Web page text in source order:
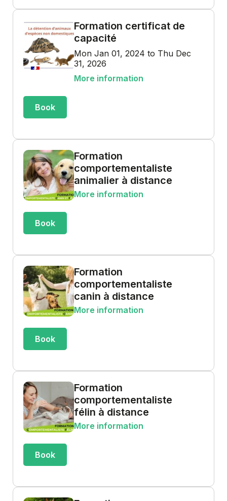
Formation certificat de
capacité
Mon Jan 01, 2024 to Thu Dec
31, 2026
More information
Book
Formation
comportementaliste
animalier à distance
More information
Book
Formation
comportementaliste
canin à distance
More information
Book
Formation
comportementaliste
félin à distance
More information
Book